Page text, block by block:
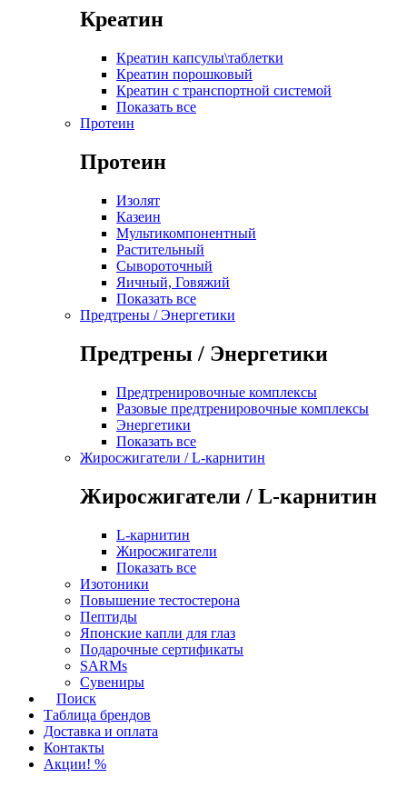
Креатин
Креатин капсулы\таблетки
Креатин порошковый
Креатин с транспортной системой
Показать все
Протеин
Протеин
Изолят
Казеин
Мультикомпонентный
Растительный
Сывороточный
Яичный, Говяжий
Показать все
Предтрены / Энергетики
Предтрены / Энергетики
Предтренировочные комплексы
Разовые предтренировочные комплексы
Энергетики
Показать все
Жиросжигатели / L-карнитин
Жиросжигатели / L-карнитин
L-карнитин
Жиросжигатели
Показать все
Изотоники
Повышение тестостерона
Пептиды
Японские капли для глаз
Подарочные сертификаты
SARMs
Сувениры
Поиск
Таблица брендов
Доставка и оплата
Контакты
Акции! %